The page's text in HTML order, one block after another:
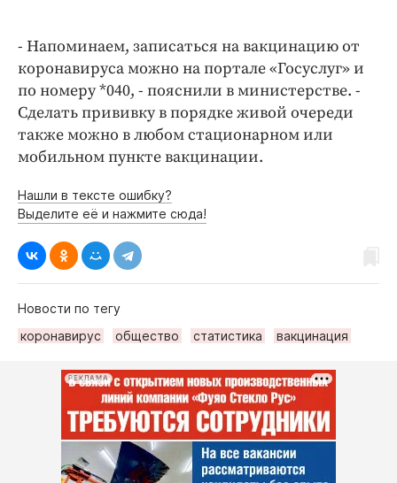
- Напоминаем, записаться на вакцинацию от
коронавируса можно на портале «Госуслуг» и
по номеру *040, - пояснили в министерстве. -
Сделать прививку в порядке живой очереди
также можно в любом стационарном или
мобильном пункте вакцинации.
Нашли в тексте ошибку?
Выделите её и нажмите сюда!
Новости по тегу
коронавирус
общество статистика вакцинация
РЕКЛАМА